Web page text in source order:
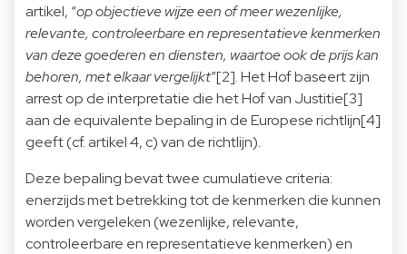
artikel, “op objectieve wijze een of meer wezenlijke,
relevante, controleerbare en representatieve kenmerken
van deze goederen en diensten, waartoe ook de prijs kan
behoren, met elkaar vergelijkt”[2]. Het Hof baseert zijn
arrest op de interpretatie die het Hof van Justitie[3]
aan de equivalente bepaling in de Europese richtlijn[4]
geeft (cf. artikel 4, c) van de richtlijn).
Deze bepaling bevat twee cumulatieve criteria:
enerzijds met betrekking tot de kenmerken die kunnen
worden vergeleken (wezenlijke, relevante,
controleerbare en representatieve kenmerken) en